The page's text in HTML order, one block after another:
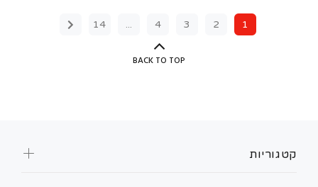
1
2
3
4
...
14
BACK TO TOP
קטגוריות